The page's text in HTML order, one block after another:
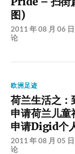
图)
2011 年 08 月 06 日
论
欧洲足迹
荷兰生活之：
申请荷兰儿童
申请Digid个
2011 年 08 月 05 日
论